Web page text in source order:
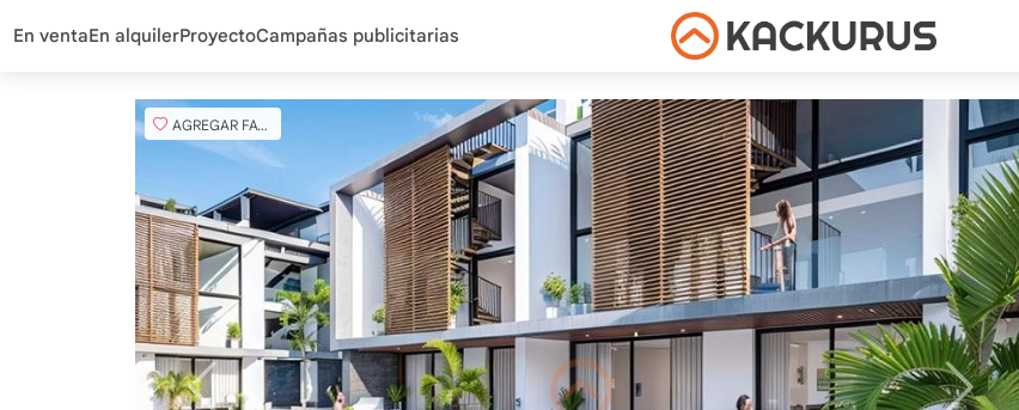
En ventaEn alquilerProyectoCampañas publicitarias
AGREGAR FAVORITO